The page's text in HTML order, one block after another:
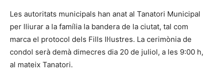
Les autoritats municipals han anat al Tanatori Municipal
per lliurar a la família la bandera de la ciutat, tal com
marca el protocol dels Fills Il·lustres. La cerimònia de
condol serà demà dimecres dia 20 de juliol, a les 9:00 h,
al mateix Tanatori.